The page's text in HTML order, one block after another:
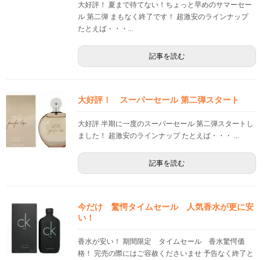
大好評！ 夏まで待てない！ちょっと早めのサマーセー
ル 第二弾 まもなく終了です！ 超激安のラインナップ
たとえば・・・...
記事を読む
大好評！ スーパーセール 第二弾スタート
大好評 半期に一度のスーパーセール 第二弾スタートし
ました！ 超激安のラインナップ たとえば・・・ ...
記事を読む
今だけ 驚愕タイムセール 人気香水が更に安
い！
香水が安い！ 期間限定 タイムセール 香水驚愕価
格！ 完売の際にはご容赦くださいませ 予告なく終了と